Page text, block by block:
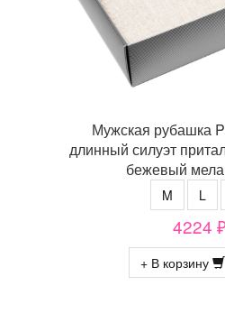
Мужская рубашка
длинный силуэт
бежевый
M L
4224
+ В корзину